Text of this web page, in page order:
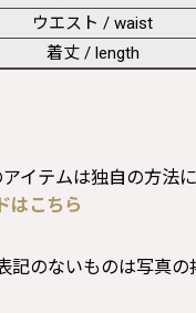
ウエスト / waist
着丈 / length
イテムは独自の方法に
はこちら
記のないものは写真